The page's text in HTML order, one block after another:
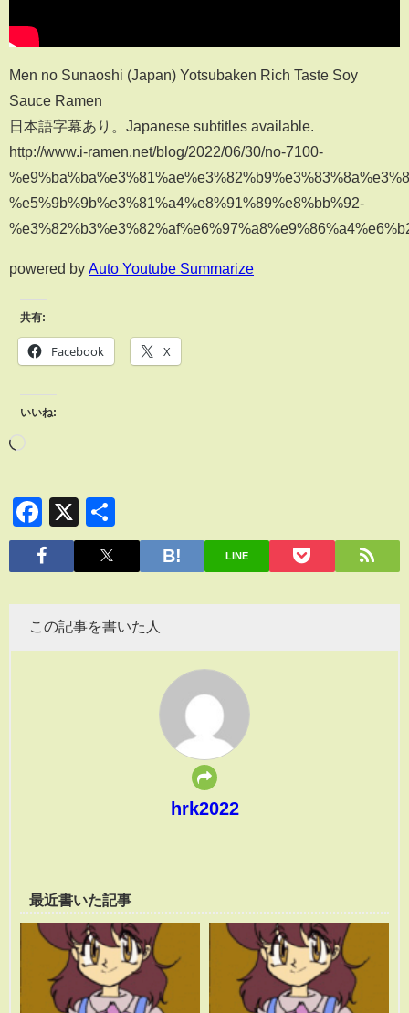
Men no Sunaoshi (Japan) Yotsubaken Rich Taste Soy
Sauce Ramen
日本語字幕あり。Japanese subtitles available.
http://www.i-ramen.net/blog/2022/06/30/no-7100-
%e5%9b%9b%e3%81%a4%e8%91%89%e8%bb%92-
powered by Auto Youtube Summarize
共有:
Facebook X
いいね:
Facebook
X
有
LINE
この記事を書いた人
hrk2022
最近書いた記事